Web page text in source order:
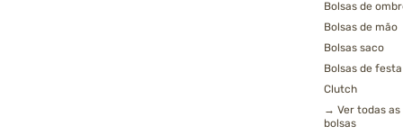
Bolsas de
Bolsas de mão
Bolsas saco
Bolsas de festa
Clutch
→ Ver todas as
bolsas